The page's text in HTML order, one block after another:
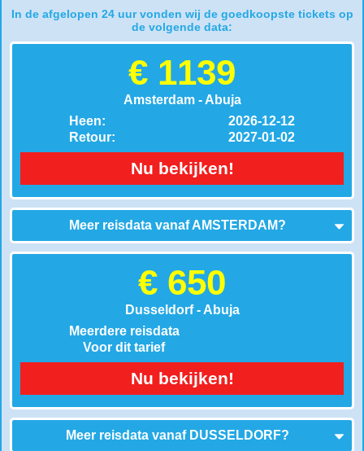
In de afgelopen 24 uur vonden wij de goedkoopste tickets op
de volgende data:
€ 1139
Amsterdam - Abuja
Heen:
Retour:
2026-12-12
2027-01-02
Nu bekijken!
Meer reisdata vanafAMSTERDAM?
€ 650
Dusseldorf - Abuja
Meerdere reisdata
Voor dit tarief
Nu bekijken!
Meer reisdata vanaf DUSSELDORF?